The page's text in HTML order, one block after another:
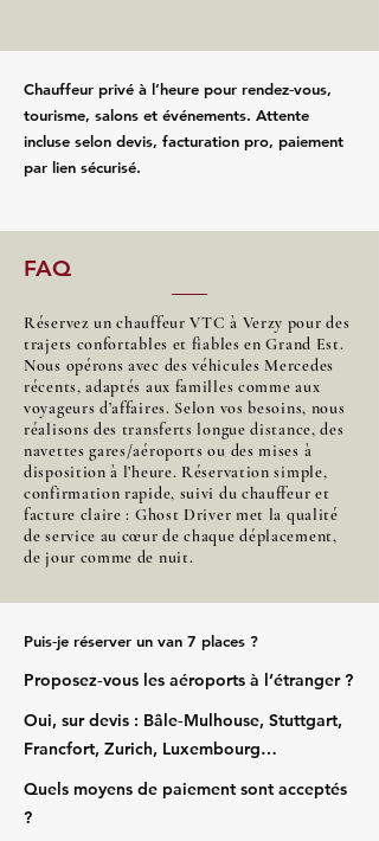
Chauffeur privé à l’heure pour rendez‑vous,
tourisme, salons et événements. Attente
incluse selon devis, facturation pro, paiement
par lien sécurisé.
FAQ
Réservez un chauffeur VTC à Verzy pour des
trajets confortables et fiables en Grand Est.
Nous opérons avec des véhicules Mercedes
récents, adaptés aux familles comme aux
voyageurs d’affaires. Selon vos besoins, nous
réalisons des transferts longue distance, des
navettes gares/aéroports ou des mises à
disposition à l’heure. Réservation simple,
confirmation rapide, suivi du chauffeur et
facture claire : Ghost Driver met la qualité
de service au cœur de chaque déplacement,
de jour comme de nuit.
Puis‑je réserver un van 7 places ?
Proposez‑vous les aéroports à l’étranger ?
Oui, sur devis : Bâle‑Mulhouse, Stuttgart,
Francfort, Zurich, Luxembourg…
Quels moyens de paiement sont acceptés
?